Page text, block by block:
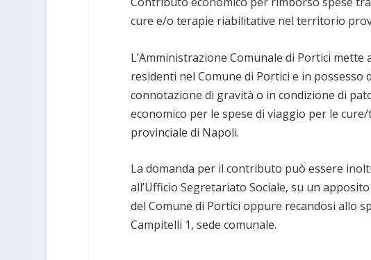
cure e/o terapie riabilitative nel territorio
L’Amministrazione Comunale di Portici
residenti nel Comune di Portici e in possesso
connotazione di gravità o in condizione di
economico per le spese di viaggio per le
provinciale di Napoli.
La domanda per il contributo può essere
all’Ufficio Segretariato Sociale, su un
del Comune di Portici oppure recandosi allo
Campitelli 1, sede comunale.